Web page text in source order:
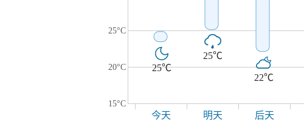
25°C
20°C
15°C
25℃
25℃
22℃
今天 明天 后天